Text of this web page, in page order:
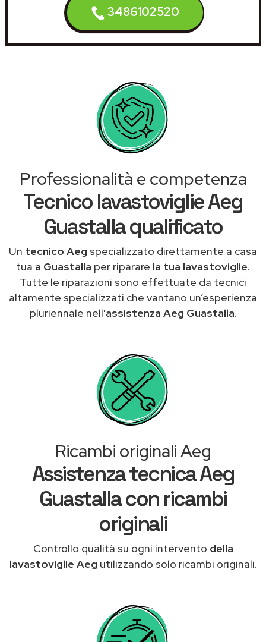
3486102520
Professionalità e competenza
Tecnico lavastoviglie Aeg
Guastalla qualificato
Un tecnico Aeg specializzato direttamente a casa
tua a Guastalla per riparare la tua lavastoviglie.
Tutte le riparazioni sono effettuate da tecnici
altamente specializzati che vantano un’esperienza
pluriennale nell'assistenza Aeg Guastalla.
Ricambi originali Aeg
Assistenza tecnica Aeg
Guastalla con ricambi
originali
Controllo qualità su ogni intervento della
lavastoviglie Aeg utilizzando solo ricambi originali.